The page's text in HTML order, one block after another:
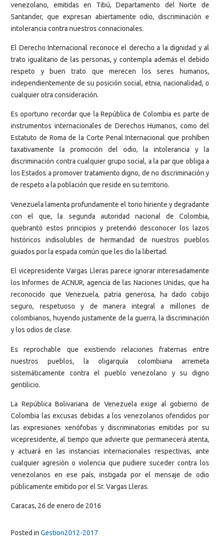
venezolano, emitidas en Tibú, Departamento del Norte de
Santander, que expresan abiertamente odio, discriminación e
intolerancia contra nuestros connacionales.
El Derecho Internacional reconoce el derecho a la dignidad y al
trato igualitario de las personas, y contempla además el debido
respeto y buen trato que merecen los seres humanos,
independientemente de su posición social, etnia, nacionalidad, o
cualquier otra consideración.
Es oportuno recordar que la República de Colombia es parte de
instrumentos internacionales de Derechos Humanos, como del
Estatuto de Roma de la Corte Penal Internacional que prohíben
taxativamente la promoción del odio, la intolerancia y la
discriminación contra cualquier grupo social, a la par que obliga a
los Estados a promover tratamiento digno, de no discriminación y
de respeto a la población que reside en su territorio.
Venezuela lamenta profundamente el tono hiriente y degradante
con el que, la segunda autoridad nacional de Colombia,
quebrantó estos principios y pretendió desconocer los lazos
históricos indisolubles de hermandad de nuestros pueblos
guiados por la espada común que les dio la libertad.
El vicepresidente Vargas Lleras parece ignorar interesadamente
los Informes de ACNUR, agencia de las Naciones Unidas, que ha
reconocido que Venezuela, patria generosa, ha dado cobijo
seguro, respetuoso y de manera integral a millones de
colombianos, huyendo justamente de la guerra, la discriminación
y los odios de clase.
Es reprochable que existiendo relaciones fraternas entre
nuestros pueblos, la oligarquía colombiana arremeta
sistemáticamente contra el pueblo venezolano y su digno
gentilicio.
La República Bolivariana de Venezuela exige al gobierno de
Colombia las excusas debidas a los venezolanos ofendidos por
las expresiones xenófobas y discriminatorias emitidas por su
vicepresidente, al tiempo que advierte que permanecerá atenta,
y actuará en las instancias internacionales respectivas, ante
cualquier agresión o violencia que pudiere suceder contra los
venezolanos en ese país, instigada por el mensaje de odio
públicamente emitido por el Sr. Vargas Lleras.
Caracas, 26 de enero de 2016
Posted in Gestion2012-2017